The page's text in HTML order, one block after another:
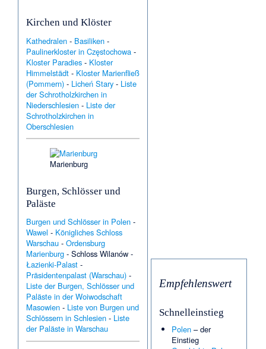
Kirchen und Klöster
Kathedralen - Basiliken -
Paulinerkloster in Częstochowa -
Kloster Paradies - Kloster
Himmelstädt - Kloster Marienfließ
(Pommern) - Licheń Stary - Liste
der Schrotholzkirchen in
Niederschlesien - Liste der
Schrotholzkirchen in
Oberschlesien
Marienburg
Burgen, Schlösser und
Paläste
Burgen und Schlösser in Polen -
Wawel - Königliches Schloss
Warschau -Ordensburg
Marienburg -Schloss Wilanów -
Łazienki-Palast -
Präsidentenpalast (Warschau) -
Liste der Burgen, Schlösser und
Paläste in der Woiwodschaft
Masowien - Liste von Burgen und
Schlössern in Schlesien - Liste
der Paläste in Warschau
Empfehlenswert
Schnelleinstieg
Polen– der
Einstieg